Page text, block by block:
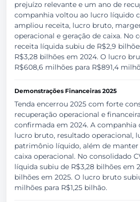
prejuízo relevante e um ano de
companhia voltou ao lucro líquido
ampliou receita, lucro bruto,
operacional e geração de caixa. No
receita líquida subiu de R$2,9
R$3,28 bilhões em 2024. O lucro
R$608,6 milhões para R$891,4
Demonstrações Financeiras 2025
Tenda encerrou 2025 com forte
recuperação operacional e
confirmada em 2024. A companhia
lucro bruto, resultado operacional,
patrimônio líquido, além de manter
caixa operacional. No consolidado
líquida subiu de R$3,28 bilhões em
bilhões em 2025. O lucro bruto
milhões para R$1,25 bilhão.